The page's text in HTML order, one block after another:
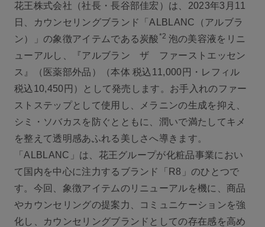
花王株式会社（社長・長谷部佳宏）は、2023年3月11
日、カウンセリングブランド「ALBLANC（アルブラ
ン）」の象徴アイテムである炭酸*2 泡の美容液をリニ
ューアルし、『アルブラン ザ ファーストエッセン
ス』（医薬部外品）（本体 税込11,000円・レフィル
税込10,450円）として発売します。お手入れのファー
ストステップとして使用し、メラニンの生成を抑え、
シミ・ソバカスを防ぐとともに、潤いで満たしてキメ
を整えて透明感あふれる美しさへ導きます。
「ALBLANC」は、花王グループが化粧品事業におい
て国内を中心に注力するブランド「R8」のひとつで
す。今回、象徴アイテムのリニューアルを機に、商品
やカウンセリングの提案力、コミュニケーションを強
化し、カウンセリングブランドとしての存在感を高め